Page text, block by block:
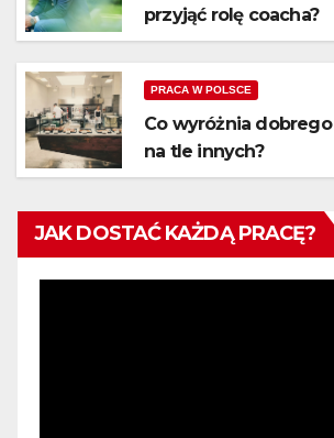
przyjąć rolę coacha?
PRACA W POLSCE
Co wyróżnia
na tle innych?
JAK DOSTAĆ KAŻDĄ PRACĘ?